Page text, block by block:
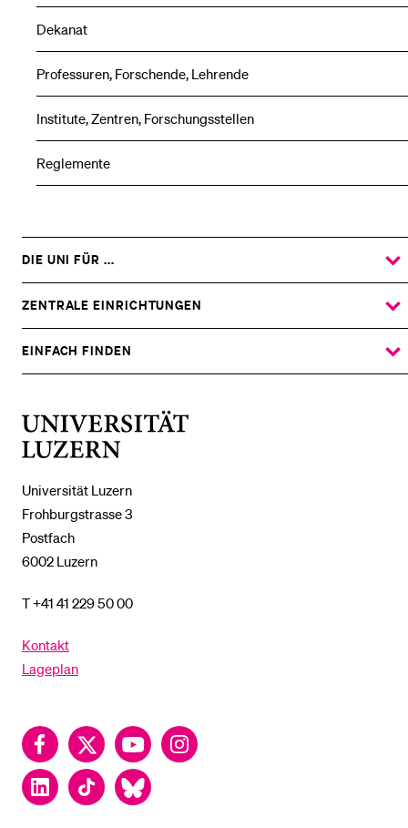
Dekanat
Professuren, Forschende, Lehrende
Institute, Zentren, Forschungsstellen
Reglemente
Universität Luzern
Frohburgstrasse 3
Postfach
6002 Luzern
T +41 41 229 50 00
Kontakt
Lageplan
FacebookTwitter YouTubeInstagram
LinkedInTikTok Bluesky
DIE UNI FÜR ...
DAS
UNTERMENÜ
ZENTRALE EINRICHTUNGEN
DAS
UNTERMENÜ
EINFACH FINDEN
DAS